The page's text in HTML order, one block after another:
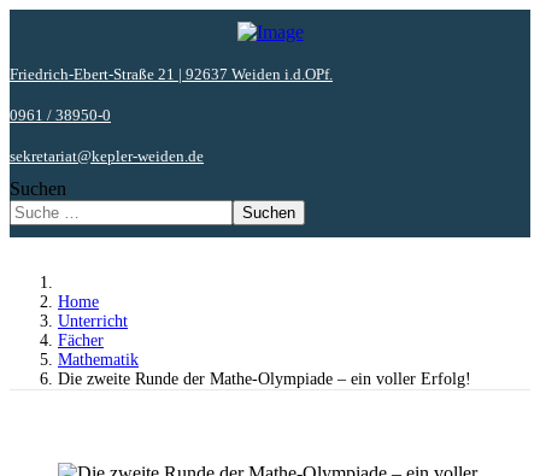
Friedrich-Ebert-Straße 21 | 92637 Weiden i.d.OPf.
0961 / 38950-0
sekretariat@kepler-weiden.de
Suchen
Suchen
Home
Unterricht
Fächer
Mathematik
Die zweite Runde der Mathe-Olympiade – ein voller Erfolg!